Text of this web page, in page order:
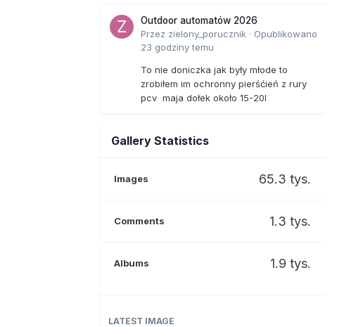
Outdoor automatów 2026
Przez zielony_porucznik · Opublikowano
23 godziny temu
To nie doniczka jak były młode to
zrobiłem im ochronny pierśćień z rury
pcv maja dołek około 15-20l
Gallery Statistics
Images 65.3 tys.
Comments 1.3 tys.
Albums 1.9 tys.
LATEST IMAGE